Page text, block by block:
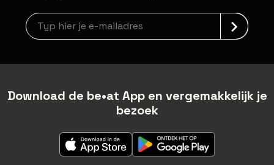
Nieuwsbrief aanmelding
Download de be•at App en vergemakkelijk je
bezoek